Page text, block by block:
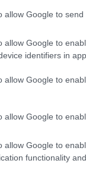
allow Google to
allow Google to
identifiers in
allow Google to
allow Google to
allow Google to
functionality